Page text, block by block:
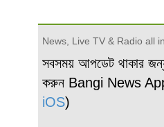
News, Live TV & Radio all
সবসময় আপডেট থাকার
করুন Bangi News
iOS)